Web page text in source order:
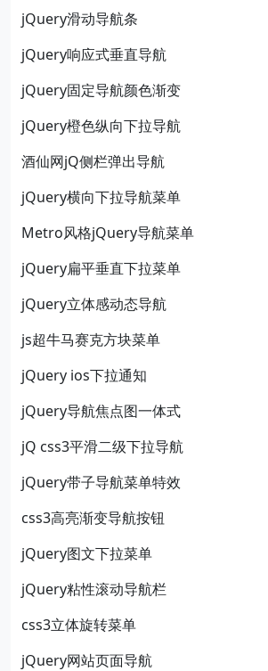
jQuery滑动导航条
jQuery响应式垂直导航
jQuery固定导航颜色渐变
jQuery橙色纵向下拉导航
酒仙网jQ侧栏弹出导航
jQuery横向下拉导航菜单
Metro风格jQuery导航菜单
jQuery扁平垂直下拉菜单
jQuery立体感动态导航
js超牛马赛克方块菜单
jQuery ios下拉通知
jQuery导航焦点图一体式
jQ css3平滑二级下拉导航
jQuery带子导航菜单特效
css3高亮渐变导航按钮
jQuery图文下拉菜单
jQuery粘性滚动导航栏
css3立体旋转菜单
jQuery网站页面导航